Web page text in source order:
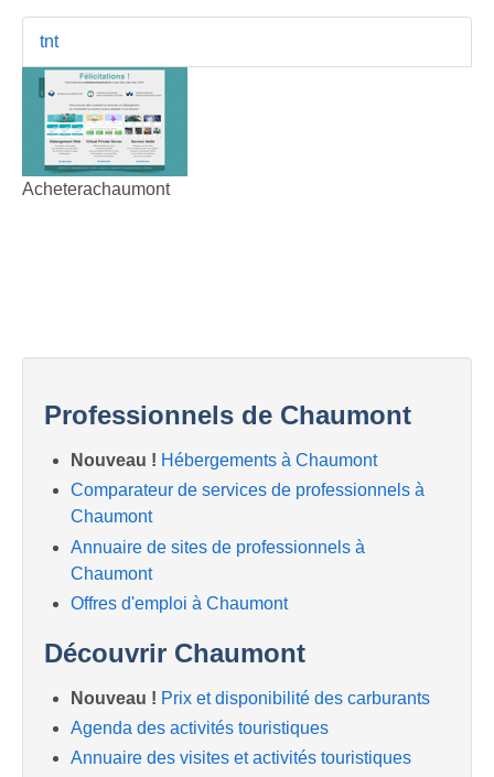
tnt
Acheterachaumont
Professionnels de Chaumont
Nouveau ! Hébergements à Chaumont
Comparateur de services de professionnels à
Chaumont
Annuaire de sites de professionnels à
Chaumont
Offres d'emploi à Chaumont
Découvrir Chaumont
Nouveau ! Prix et disponibilité des carburants
Agenda des activités touristiques
Annuaire des visites et activités touristiques